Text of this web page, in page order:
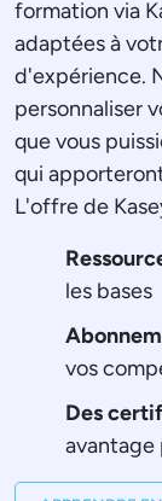
formation via
adaptées à
d'expérience.
personnaliser
que vous
qui
L'offre de
les bases
vos
Des
avantage